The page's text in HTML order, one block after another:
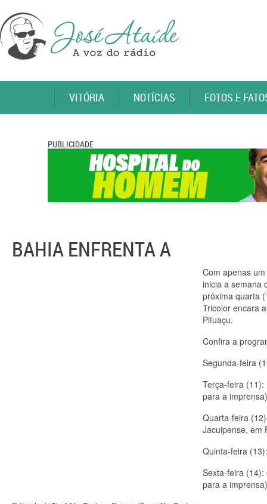
VITÓRIA NOTÍCIAS FOTOS E
PUBLICIDADE
BAHIA ENFRENTA A
Com apenas
inicia a semana
próxima quarta
Tricolor encara
Pituaçu.
Confira a
Segunda-feira
Terça-feira
para a
Quarta-feira
Jacuipense, em
Quinta-feira
Sexta-feira
para a